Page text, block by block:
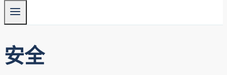
安全